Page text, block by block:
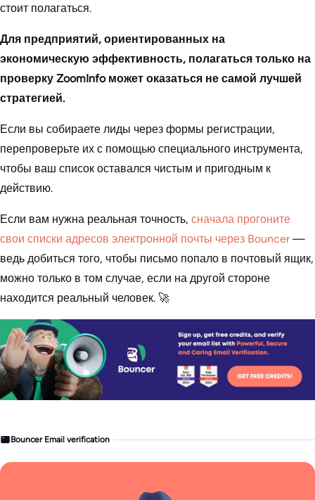
стоит полагаться.
Для предприятий, ориентированных на
экономическую эффективность, полагаться только на
проверку ZoomInfo может оказаться не самой лучшей
стратегией.
Если вы собираете лиды через формы регистрации,
перепроверьте их с помощью специального инструмента,
чтобы ваш список оставался чистым и пригодным к
действию.
Если вам нужна реальная точность, сначала прогоните
свои списки адресов электронной почты через Bouncer—
ведь добиться того, чтобы письмо попало в почтовый ящик,
можно только в том случае, если на другой стороне
находится реальный человек. 🚀
Bouncer Email verification